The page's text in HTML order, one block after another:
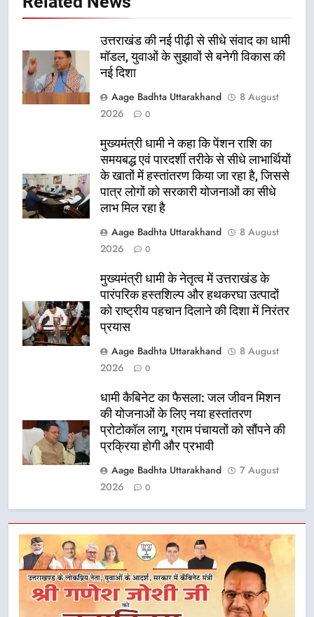
उत्तराखंड की नई पीढ़ी से सीधे संवाद का धामी
मॉडल, युवाओं के सुझावों से बनेगी विकास की
नई दिशा
Aage Badhta Uttarakhand
8 August
2026
0
मुख्यमंत्री धामी ने कहा कि पेंशन राशि का
समयबद्ध एवं पारदर्शी तरीके से सीधे लाभार्थियों
के खातों में हस्तांतरण किया जा रहा है, जिससे
पात्र लोगों को सरकारी योजनाओं का सीधे
लाभ मिल रहा है
Aage Badhta Uttarakhand
8 August
2026
0
मुख्यमंत्री धामी के नेतृत्व में उत्तराखंड के
पारंपरिक हस्तशिल्प और हथकरघा उत्पादों
को राष्ट्रीय पहचान दिलाने की दिशा में निरंतर
प्रयास
Aage Badhta Uttarakhand
8 August
2026
0
धामी कैबिनेट का फैसला: जल जीवन मिशन
की योजनाओं के लिए नया हस्तांतरण
प्रोटोकॉल लागू, ग्राम पंचायतों को सौंपने की
प्रक्रिया होगी और प्रभावी
Aage Badhta Uttarakhand
7 August
2026
0